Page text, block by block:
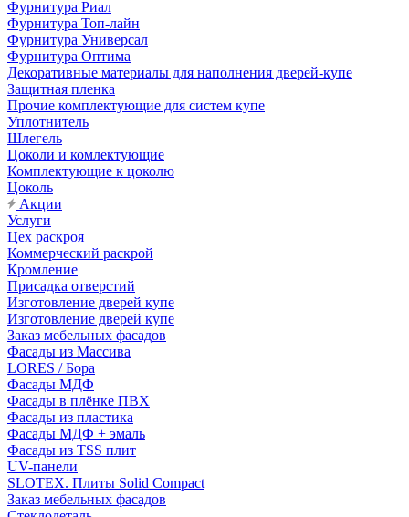
Фурнитура Риал
Фурнитура Топ-лайн
Фурнитура Универсал
Фурнитура Оптима
Декоративные материалы для наполнения дверей-купе
Защитная пленка
Прочие комплектующие для систем купе
Уплотнитель
Шлегель
Цоколи и комлектующие
Комплектующие к цоколю
Цоколь
Акции
Услуги
Цех раскроя
Коммерческий раскрой
Кромление
Присадка отверстий
Изготовление дверей купе
Изготовление дверей купе
Заказ мебельных фасадов
Фасады из Массива
LORES / Бора
Фасады МДФ
Фасады в плёнке ПВХ
Фасады из пластика
Фасады МДФ + эмаль
Фасады из TSS плит
UV-панели
SLOTEX. Плиты Solid Compact
Заказ мебельных фасадов